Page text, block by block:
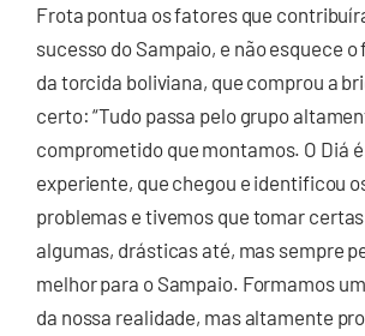
Frota pontua os fatores que
sucesso do Sampaio, e não esquece
da torcida boliviana, que comprou a
certo: “Tudo passa pelo grupo
comprometido que montamos. O Diá
experiente, que chegou e identificou
problemas e tivemos que tomar
algumas, drásticas até, mas sempre
melhor para o Sampaio. Formamos
da nossa realidade, mas altamente